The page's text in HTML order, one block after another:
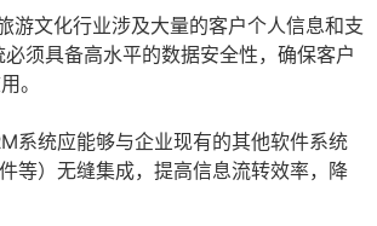
游文化行业涉及大量的客户个人信息和支
须具备高水平的数据安全性，确保客户
。
系统应能够与企业现有的其他软件系统
件等）无缝集成，提高信息流转效率，降